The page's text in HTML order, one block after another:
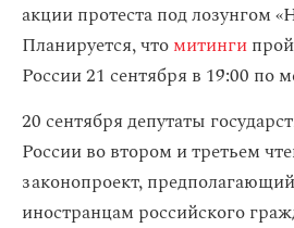
акции протеста под лозунгом
Планируется, чтомитинги
России 21 сентября в 19:00 по
20 сентября депутаты
России во втором и третьем
законопроект,
иностранцам российского